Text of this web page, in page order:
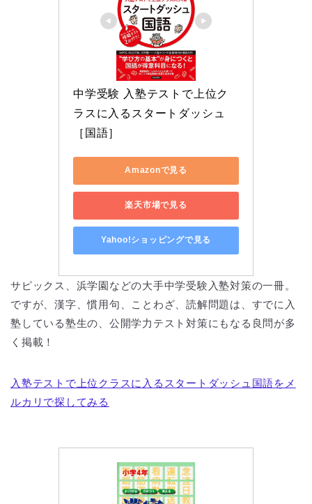
中学受験 入塾テストで上位ク
ラスに入るスタートダッシュ
［国語］
Amazonで見る
楽天市場で見る
Yahoo!ショッピングで見る
サピックス、浜学園などの大手中学受験入塾対策の一冊。
ですが、漢字、慣用句、ことわざ、読解問題は、すでに入
塾している塾生の、公開学力テスト対策にもなる良問が多
く掲載！
入塾テストで上位クラスに入るスタートダッシュ国語をメ
ルカリで探してみる